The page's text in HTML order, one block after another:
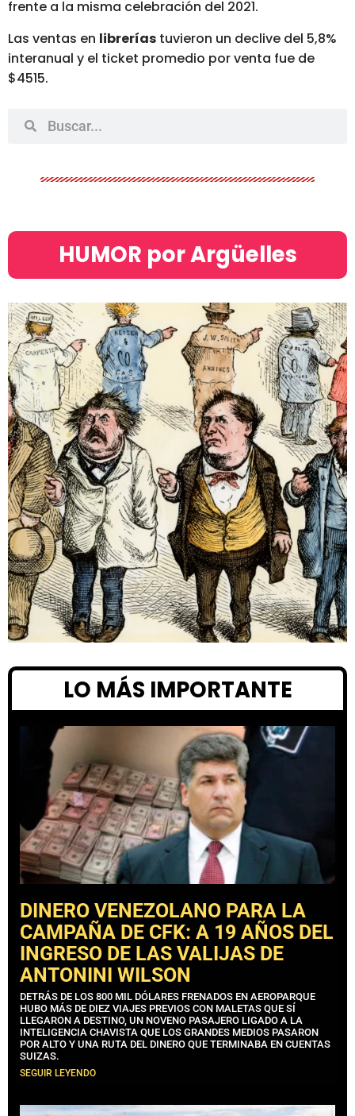
frente a la misma celebración del 2021.
Las ventas en librerías tuvieron un declive del 5,8%
interanual y el ticket promedio por venta fue de
$4515.
HUMOR por Argüelles​
LO MÁS IMPORTANTE
DINERO VENEZOLANO PARA LA
CAMPAÑA DE CFK: A 19 AÑOS DEL
INGRESO DE LAS VALIJAS DE
ANTONINI WILSON
DETRÁS DE LOS 800 MIL DÓLARES FRENADOS EN AEROPARQUE
HUBO MÁS DE DIEZ VIAJES PREVIOS CON MALETAS QUE SÍ
LLEGARON A DESTINO, UN NOVENO PASAJERO LIGADO A LA
INTELIGENCIA CHAVISTA QUE LOS GRANDES MEDIOS PASARON
POR ALTO Y UNA RUTA DEL DINERO QUE TERMINABA EN CUENTAS
SUIZAS.
SEGUIR LEYENDO